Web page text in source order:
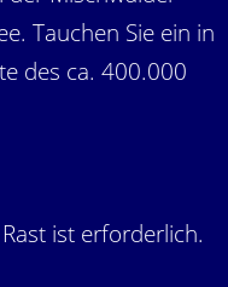
Tauchen Sie ein in
des ca. 400.000
ist erforderlich.